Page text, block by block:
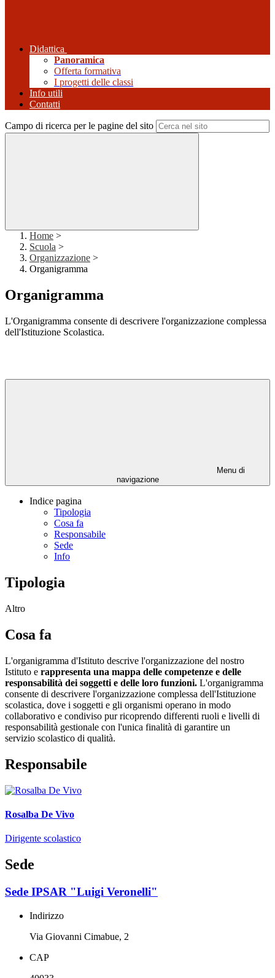
Didattica
Panoramica
Offerta formativa
I progetti delle classi
Info utili
Contatti
Campo di ricerca per le pagine del sito
Home >
Scuola >
Organizzazione >
Organigramma
Organigramma
L'Organigramma consente di descrivere l'organizzazione complessa
dell'Istituzione Scolastica.
Menu di
navigazione
Indice pagina
Tipologia
Cosa fa
Responsabile
Sede
Info
Tipologia
Altro
Cosa fa
L'organigramma d'Istituto descrive l'organizzazione del nostro
Istituto e rappresenta una mappa delle competenze e delle
responsabilità dei soggetti e delle loro funzioni. L'organigramma
consente di descrivere l'organizzazione complessa dell'Istituzione
scolastica, dove i soggetti e gli organismi operano in modo
collaborativo e condiviso pur ricoprendo differenti ruoli e livelli di
responsabilità gestionale con l'unica finalità di garantire un
servizio scolastico di qualità.
Responsabile
Rosalba De Vivo
Dirigente scolastico
Sede
Sede IPSAR "Luigi Veronelli"
Indirizzo
Via Giovanni Cimabue, 2
CAP